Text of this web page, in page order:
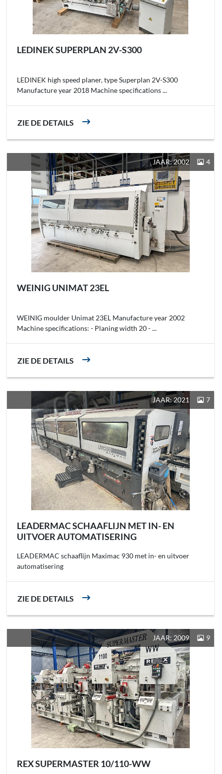
LEDINEK SUPERPLAN 2V-S300
LEDINEK high speed planer, type Superplan 2V-S300
Manufacture year 2018 Machine specifications ...
ZIE DE DETAILS
JAAR: 2002 4
WEINIG UNIMAT 23EL
WEINIG moulder Unimat 23EL Manufacture year 2002
Machine specifications: - Planing width 20 - ...
ZIE DE DETAILS
JAAR: 2021 7
LEADERMAC SCHAAFLIJN MET IN- EN
UITVOER AUTOMATISERING
LEADERMAC schaaflijn Maximac 930 met in- en uitvoer
automatisering
ZIE DE DETAILS
JAAR: 2009 9
REX SUPERMASTER 10/110-WW